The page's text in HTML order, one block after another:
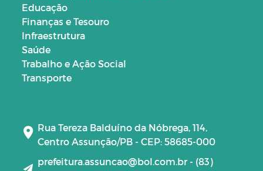
Educação
Finanças e Tesouro
Infraestrutura
Saúde
Trabalho e Ação Social
Transporte
Rua Tereza Balduíno da Nóbrega, 114,
Centro Assunção/PB - CEP: 58685-000
prefeitura.assuncao@bol.com.br - (83)